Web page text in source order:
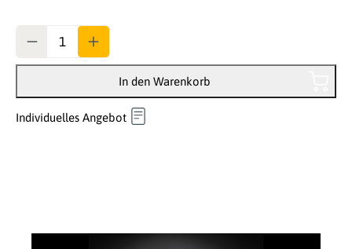
In den Warenkorb
Individuelles Angebot